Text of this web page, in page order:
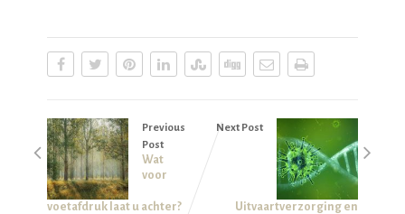
Previous
Post
Wat
voor
voetafdruk laat u achter?
Next Post
Uitvaartverzorging en